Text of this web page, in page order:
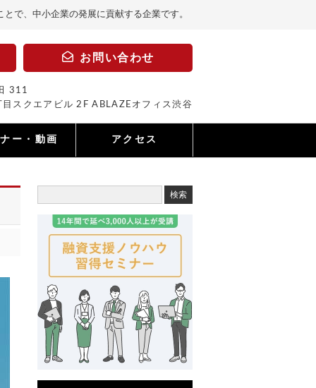
で、中小企業の発展に貢献する企業です。
お問い合わせ
311
スクエアビル 2F ABLAZEオフィス渋谷
ー・動画 アクセス